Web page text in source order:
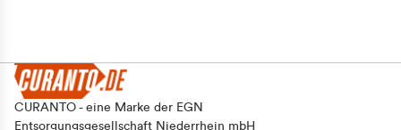
CURANTO - eine Marke der EGN
Entsorgungsgesellschaft Niederrhein mbH